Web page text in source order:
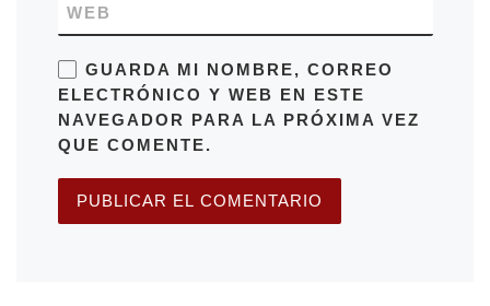
WEB
GUARDA MI NOMBRE, CORREO
ELECTRÓNICO Y WEB EN ESTE
NAVEGADOR PARA LA PRÓXIMA VEZ
QUE COMENTE.